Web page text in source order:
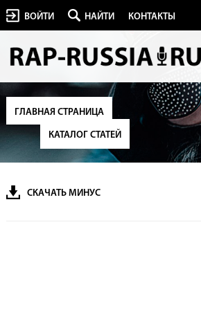
ВОЙТИ НАЙТИ КОНТАКТЫ
ГЛАВНАЯ СТРАНИЦА
КАТАЛОГ СТАТЕЙ
СКАЧАТЬ МИНУС